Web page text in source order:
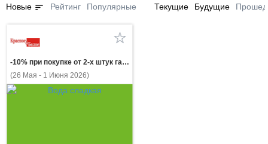
Новые sort Рейтинг Популярные Текущие Будущие
-10% при покупке от 2-х штук газ.напиток ДОБРЫЙ в ассортименте 2 л
(26 Мая - 1 Июня 2026)